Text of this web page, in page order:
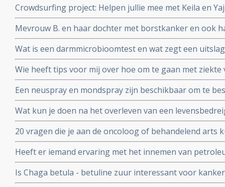
Crowdsurfing project: Helpen jullie mee met Keila en
afbouwen van een winkeltje zodat zij in hun eigen
Mevrouw B. en haar dochter met borstkanker en ook
waterstofapparaat. Een ervaringsverslag
Wat is een darmmicrobioomtest en wat zegt een
en gezondheid in het algemeen?
Wie heeft tips voor mij over hoe om te gaan met ziekte
wil zware chemo geven. Is er een alternatief?
Een neuspray en mondspray zijn beschikbaar om te
coronavirus - Covid-19. Te bestellen voor slechts 26
persoon.
Wat kun je doen na het overleven van een
20 vragen die je aan de oncoloog of behandelend arts
een recidief van kanker. Samengesteld door Kees
Heeft er iemand ervaring met het innemen van
Is Chaga betula - betuline zuur interessant voor